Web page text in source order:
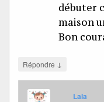
débuter
maison
Bon
Répondre ↓
Lala